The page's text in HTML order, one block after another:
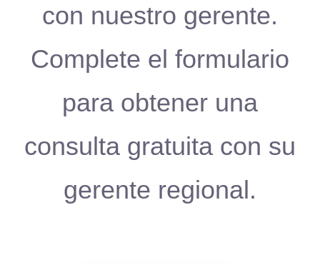
con nuestro gerente.
Complete el formulario
para obtener una
consulta gratuita con su
gerente regional.